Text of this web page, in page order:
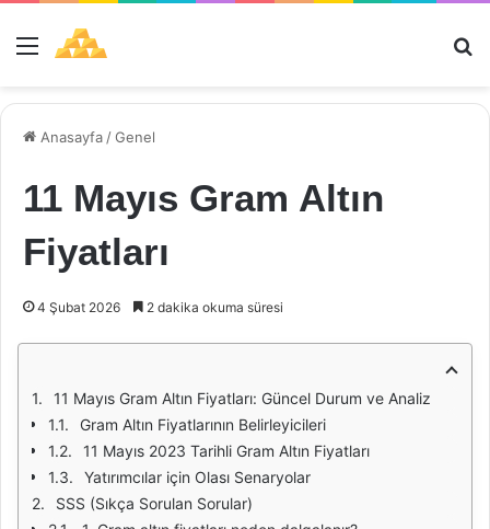
Menü
Anasayfa /Genel
11 Mayıs Gram Altın
Fiyatları
4 Şubat 2026 2 dakika okuma süresi
11 Mayıs Gram Altın Fiyatları: Güncel Durum ve Analiz
Gram Altın Fiyatlarının Belirleyicileri
11 Mayıs 2023 Tarihli Gram Altın Fiyatları
Yatırımcılar için Olası Senaryolar
SSS (Sıkça Sorulan Sorular)